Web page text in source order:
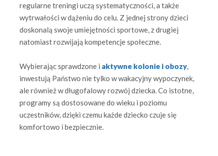
regularne treningi uczą systematyczności, a także
wytrwałości w dążeniu do celu. Z jednej strony dzieci
doskonalą swoje umiejętności sportowe, z drugiej
natomiast rozwijają kompetencje społeczne.
Wybierając sprawdzone i aktywne kolonie i obozy,
inwestują Państwo nie tylko w wakacyjny wypoczynek,
ale również w długofalowy rozwój dziecka. Co istotne,
programy są dostosowane do wieku i poziomu
uczestników, dzięki czemu każde dziecko czuje się
komfortowo i bezpiecznie.